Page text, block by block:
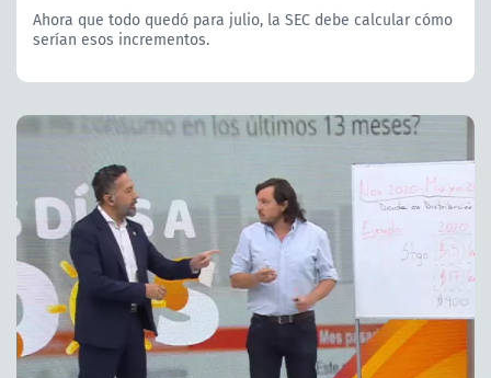
Ahora que todo quedó para julio, la SEC debe calcular cómo
serían esos incrementos.